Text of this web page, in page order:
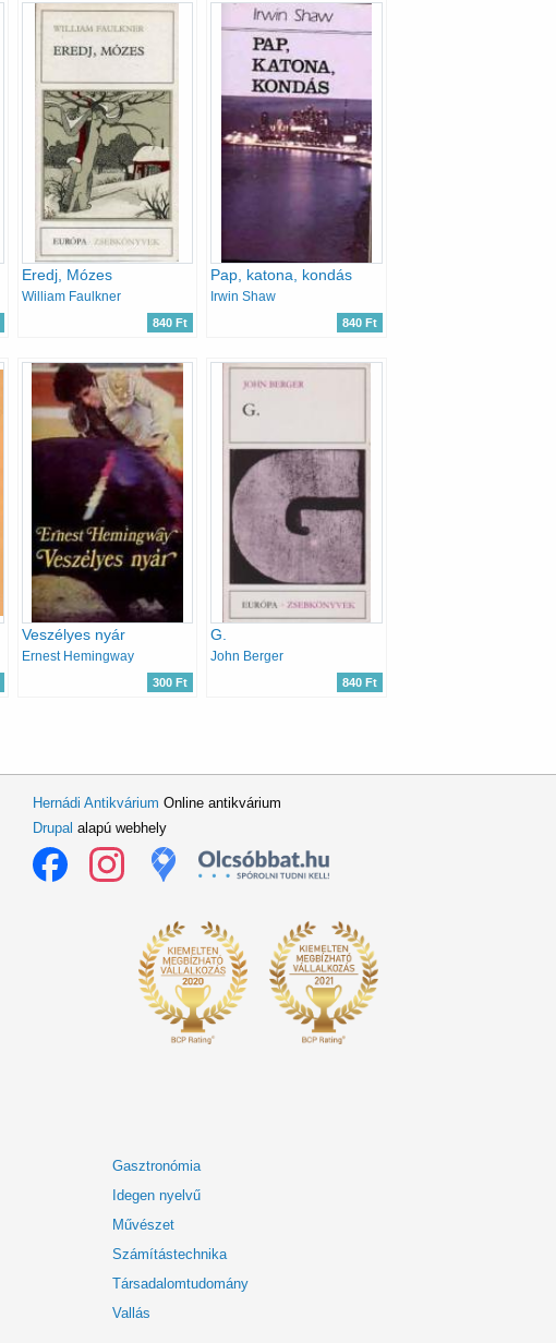
Eredj, Mózes
William Faulkner
840 Ft
Pap, katona, kondás
Irwin Shaw
840 Ft
Veszélyes nyár
Ernest Hemingway
300 Ft
G.
John Berger
840 Ft
Hernádi Antikvárium Online antikvárium
Drupal alapú webhely
Gasztronómia
Idegen nyelvű
Művészet
Számítástechnika
Társadalomtudomány
Vallás